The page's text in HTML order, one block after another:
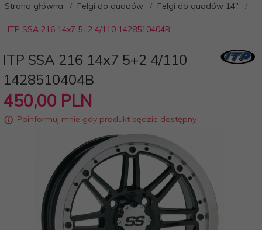
Strona główna Felgi do quadów Felgi do quadów 14"
ITP SSA 216 14x7 5+2 4/110 1428510404B
ITP SSA 216 14x7 5+2 4/110
1428510404B
450,00 PLN
Poinformuj mnie gdy produkt będzie dostępny